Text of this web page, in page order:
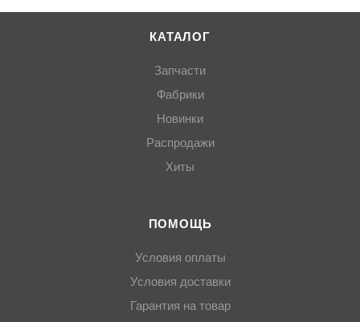
КАТАЛОГ
Запчасти
Фабрики
Новинки
Распродажи
Хиты
ПОМОЩЬ
Условия оплаты
Условия доставки
Гарантия на товар